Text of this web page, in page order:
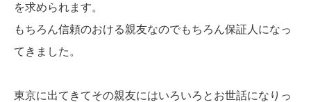
を求められます。
もちろん信頼のおける親友なのでもちろん保証人になっ
てきました。
東京に出てきてその親友にはいろいろとお世話になりっ